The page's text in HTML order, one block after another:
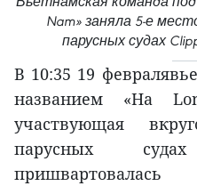
Nam» заняла 5-е
парусных судах
В 10:35 19
названием «Ha
участвующая
парусных